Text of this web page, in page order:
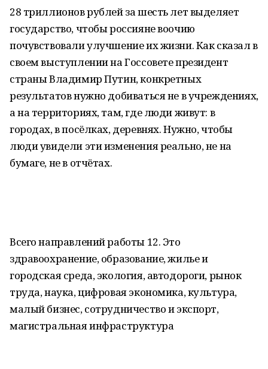
28 триллионов рублей за шесть лет выделяет
государство, чтобы россияне воочию
почувствовали улучшение их жизни. Как сказал в
своем выступлении на Госсовете президент
страны Владимир Путин, конкретных
результатов нужно добиваться не в учреждениях,
а на территориях, там, где люди живут: в
городах, в посёлках, деревнях. Нужно, чтобы
люди увидели эти изменения реально, не на
бумаге, не в отчётах.
Всего направлений работы 12. Это
здравоохранение, образование, жилье и
городская среда, экология, автодороги, рынок
труда, наука, цифровая экономика, культура,
малый бизнес, сотрудничество и экспорт,
магистральная инфраструктура